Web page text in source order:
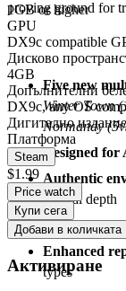
proving ground for
Key Features:
Five new
Winter Town
Normandy
Designed for
Authentic
tactical depth
Improved
Enhanced
types
1GB or higher
GPU
DX9c compatible
Дисково
4GB
Допълнителни
DX9c, any OS
Дигитално издание
Платформа
Steam
$1.99
Price watch
Купи сега
Добави в количката
Активиране